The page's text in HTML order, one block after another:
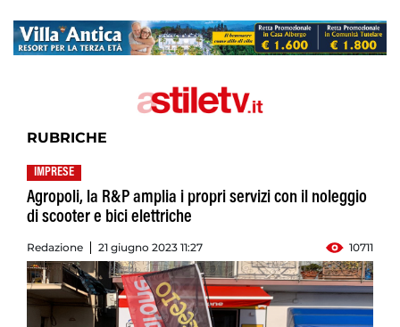
RUBRICHE
IMPRESE
Agropoli, la R&P amplia i propri servizi con il noleggio
di scooter e bici elettriche
Redazione 21 giugno 2023 11:27 10711